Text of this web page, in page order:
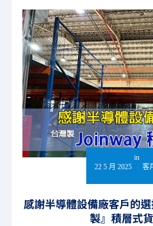
22 5 月 2025
in
客
感謝半導體設備廠客戶的
製』積層式